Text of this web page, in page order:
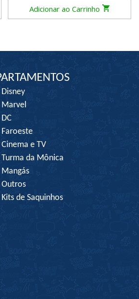
Adicionar ao Carrinho
Disney
Marvel
DC
Faroeste
Cinema e TV
Turma da Mônica
Mangás
Outros
Kits de Saquinhos